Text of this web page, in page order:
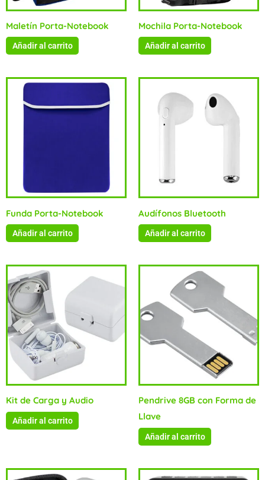
Maletín Porta-Notebook
Añadir al carrito
Mochila Porta-Notebook
Añadir al carrito
Funda Porta-Notebook
Añadir al carrito
Audífonos Bluetooth
Añadir al carrito
Kit de Carga y Audio
Añadir al carrito
Pendrive 8GB con Forma de
Llave
Añadir al carrito